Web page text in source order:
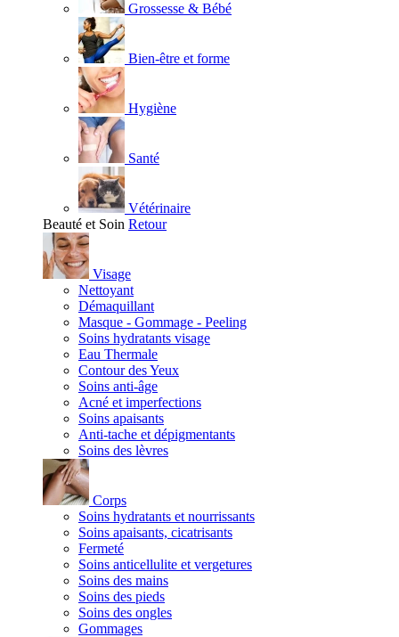
Grossesse & Bébé
Bien-être et forme
Hygiène
Santé
Vétérinaire
Beauté et Soin Retour
Visage
Nettoyant
Démaquillant
Masque - Gommage - Peeling
Soins hydratants visage
Eau Thermale
Contour des Yeux
Soins anti-âge
Acné et imperfections
Soins apaisants
Anti-tache et dépigmentants
Soins des lèvres
Corps
Soins hydratants et nourrissants
Soins apaisants, cicatrisants
Fermeté
Soins anticellulite et vergetures
Soins des mains
Soins des pieds
Soins des ongles
Gommages